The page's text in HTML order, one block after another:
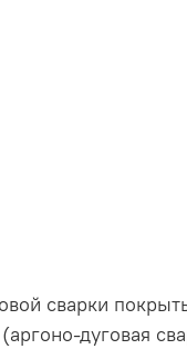
сварки
дуговая